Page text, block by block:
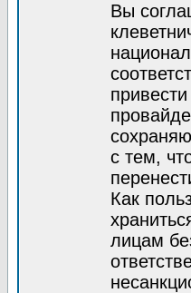
Вы
с тем,
Как
лицам